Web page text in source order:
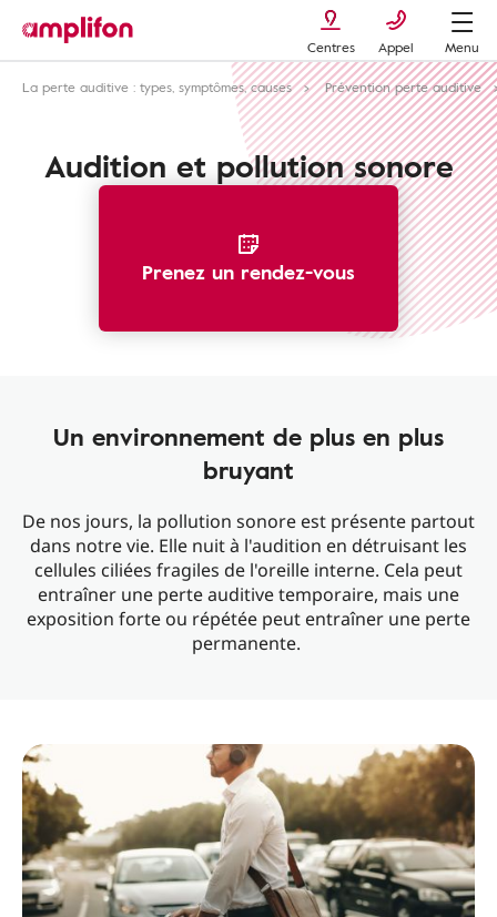
Centres Appel
Menu
La perte auditive : types, symptômes, causes
Prévention perte auditive
Audition et pollution sonore
Prenez un rendez-vous
Un environnement de plus en plus
bruyant
De nos jours, la pollution sonore est présente partout
dans notre vie. Elle nuit à l'audition en détruisant les
cellules ciliées fragiles de l'oreille interne. Cela peut
entraîner une perte auditive temporaire, mais une
exposition forte ou répétée peut entraîner une perte
permanente.